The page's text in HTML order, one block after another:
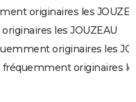
originaires les
les JOUZEAU
originaires les
originaires